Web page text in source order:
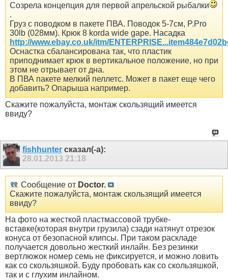
Созрела концепция для первой апрельской рыбалки
.
Груз с поводком в пакете ПВА. Поводок 5-7см, P.Pro
30lb (028мм). Крюк 8 korda wide gape. Насадка
http://www.ebay.co.uk/itm/
Оснастка сбалансирована так, что пластик
приподнимает крюк в вертикальное положение, но при
этом не отрывает от дна.
В ПВА пакете мелкий пеллетс. Может в пакет еще чего
добавить? Опарыша например.
Скажите пожалуйста, монтаж скользящий имеется
ввиду?
fishhunter сказал(-а):
28.01.2013 21:18
Сообщение от Doctor.
Скажите пожалуйста, монтаж скользящий имеется
ввиду?
На фото на жесткой пластмассовой трубке-
вставке(которая внутри грузила) сзади натянут отрезок
конуса от безопасной клипсы. При таком раскладе
получается довольно жесткий инлайн. Без резинки
вертлюжок номер семь не фиксируется, и можно ловить
как со скользяшкой. Буду пробовать как со скользяшкой,
так и с глухим инлайном.